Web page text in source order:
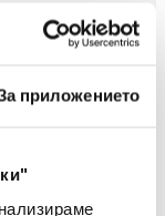
приложението